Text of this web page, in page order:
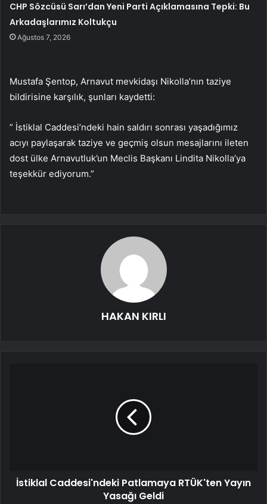
CHP Sözcüsü Sarı’dan Yeni Parti Açıklamasına Tepki: Bu
Arkadaşlarımız Koltukçu
Ağustos 7, 2026
Mustafa Şentop, Arnavut mevkidaşı Nikolla’nın taziye
bildirisine karşılık, şunları kaydetti:
” İstiklal Caddesi’ndeki hain saldırı sonrası yaşadığımız
acıyı paylaşarak taziye ve geçmiş olsun mesajlarını ileten
dost ülke Arnavutluk’un Meclis Başkanı Lindita Nikolla’ya
teşekkür ediyorum.”
HAKAN KIRLI
İstiklal Caddesi'ndeki Patlamaya RTÜK'ten Yayın
Yasağı Geldi